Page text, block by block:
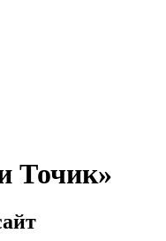
Точик»